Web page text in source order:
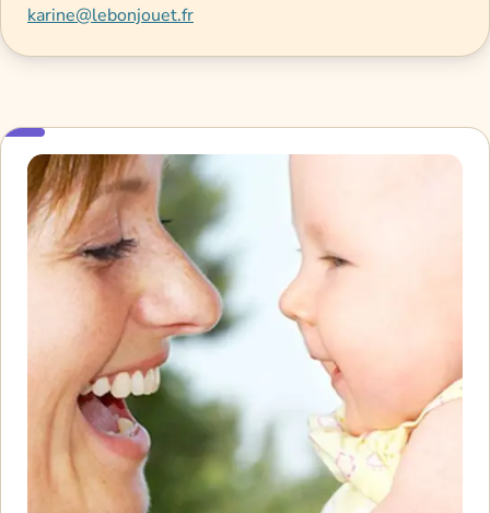
karine@lebonjouet.fr